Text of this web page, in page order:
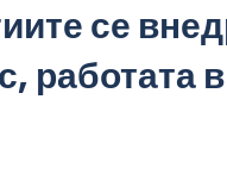
се
работата